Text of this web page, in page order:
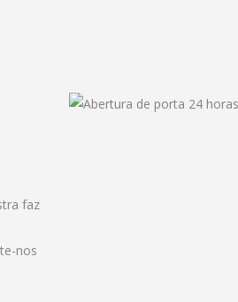
faz
nos